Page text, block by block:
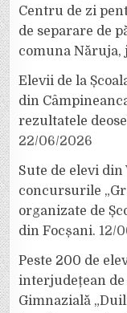
Centru de zi
de separare de
comuna Năruja,
Elevii de la
din
rezultatele
22/06/2026
Sute de elevi
concursurile
organizate de
din Focșani. 12/
Peste 200 de
interjudețean de
Gimnazială